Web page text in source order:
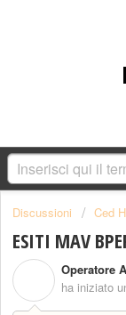
Discussioni Ced
ESITI MAV
Operatore
ha iniziato